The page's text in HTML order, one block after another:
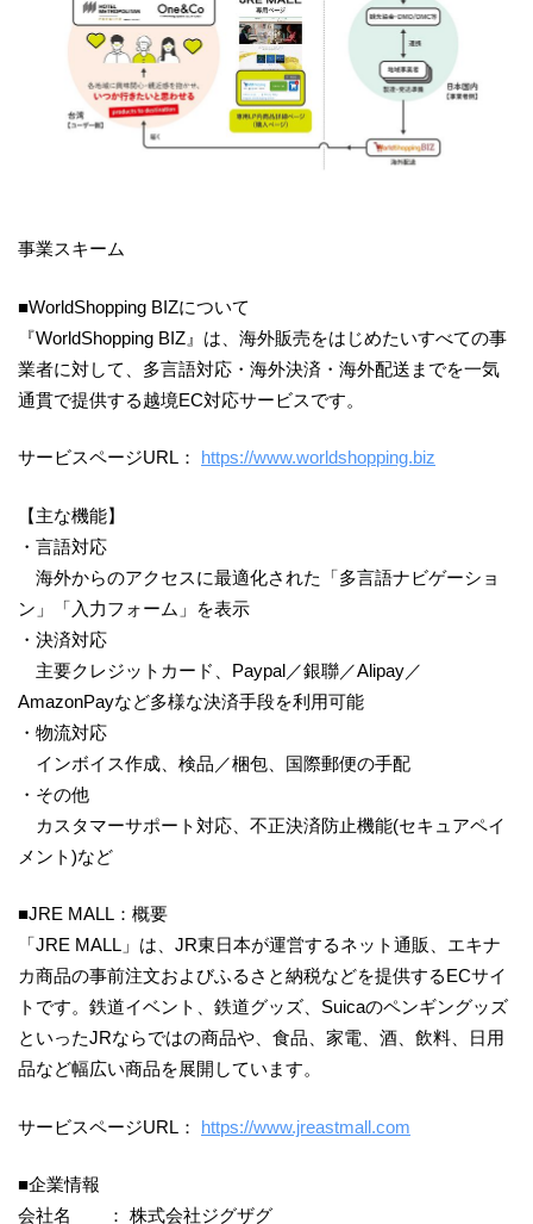
事業スキーム
■WorldShopping BIZについて
『WorldShopping BIZ』は、海外販売をはじめたいすべての事
業者に対して、多言語対応・海外決済・海外配送までを一気
通貫で提供する越境EC対応サービスです。
サービスページURL： https://www.worldshopping.biz
【主な機能】
・言語対応
海外からのアクセスに最適化された「多言語ナビゲーショ
ン」「入力フォーム」を表示
・決済対応
主要クレジットカード、Paypal／銀聯／Alipay／
AmazonPayなど多様な決済手段を利用可能
・物流対応
インボイス作成、検品／梱包、国際郵便の手配
・その他
カスタマーサポート対応、不正決済防止機能(セキュアペイ
メント)など
■JRE MALL：概要
「JRE MALL」は、JR東日本が運営するネット通販、エキナ
カ商品の事前注文およびふるさと納税などを提供するECサイ
トです。鉄道イベント、鉄道グッズ、Suicaのペンギングッズ
といったJRならではの商品や、食品、家電、酒、飲料、日用
品など幅広い商品を展開しています。
サービスページURL： https://www.jreastmall.com
■企業情報
会社名 ： 株式会社ジグザグ